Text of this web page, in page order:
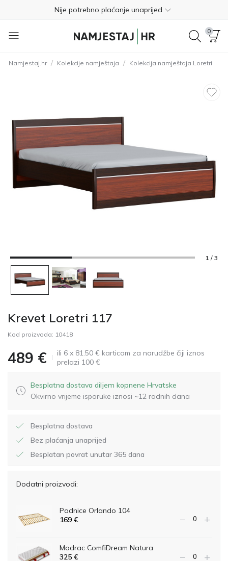
Nije potrebno plaćanje unaprijed
Besplatan povrat unutar 365 dana
4.8
Besplatan povrat unutar 365 dana
01 8000 383
4.8
0
Namjestaj.hr / Kolekcije namještaja / Kolekcija namještaja Loretri
1 / 3
Krevet Loretri 117
Kod proizvoda: 10418
489 €
ili 6 x 81.50 € karticom za narudžbe čiji iznos
prelazi 100 €
Besplatna dostava diljem kopnene Hrvatske
Okvirno vrijeme isporuke iznosi ~12 radnih dana
Besplatna dostava
Bez plaćanja unaprijed
Besplatan povrat unutar 365 dana
Dodatni proizvodi:
Podnice Orlando 104
169 € +
−
Madrac ComfiDream Natura
325 € +
−